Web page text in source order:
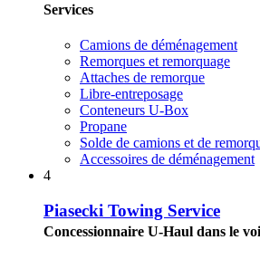
Services
Camions de déménagement
Remorques et remorquage
Attaches de remorque
Libre-entreposage
Conteneurs U-Box
Propane
Solde de camions et de
Accessoires de déménagement
4
Piasecki Towing Service
Concessionnaire U-Haul dans le